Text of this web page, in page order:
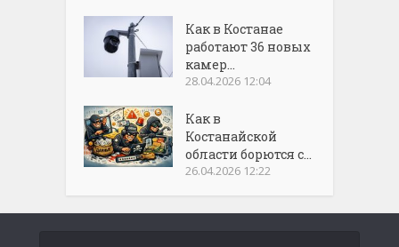
Как в Костанае
работают 36 новых
камер...
28.04.2026 12:04
Как в
Костанайской
области борются с...
26.04.2026 12:22